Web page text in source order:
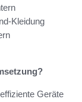
Kleidung
Geräte